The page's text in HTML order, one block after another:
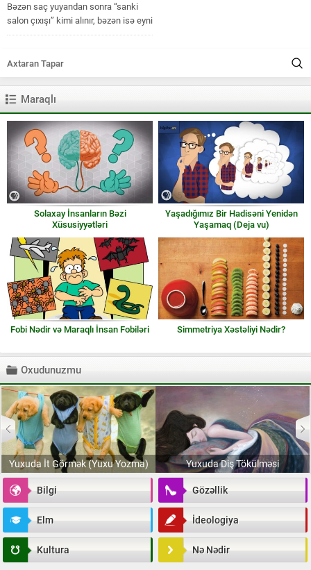
Bəzən saç yuyandan sonra “sanki
salon çıxışı” kimi alınır, bəzən isə eyni
rutinlə belə sönük,...
Maraqlı
Solaxay İnsanların Bəzi
Xüsusiyyətləri
Yaşadığımız Bir Hadisəni Yenidən
Yaşamaq (Deja vu)
Fobi Nədir və Maraqlı İnsan Fobiləri Simmetriya Xəstəliyi Nədir?
Oxudunuzmu
Yuxuda İt Görmək (Yuxu Yozma) Yuxuda Diş Tökülməsi
Bilgi Gözəllik
Elm İdeologiya
Kultura Nə Nədir